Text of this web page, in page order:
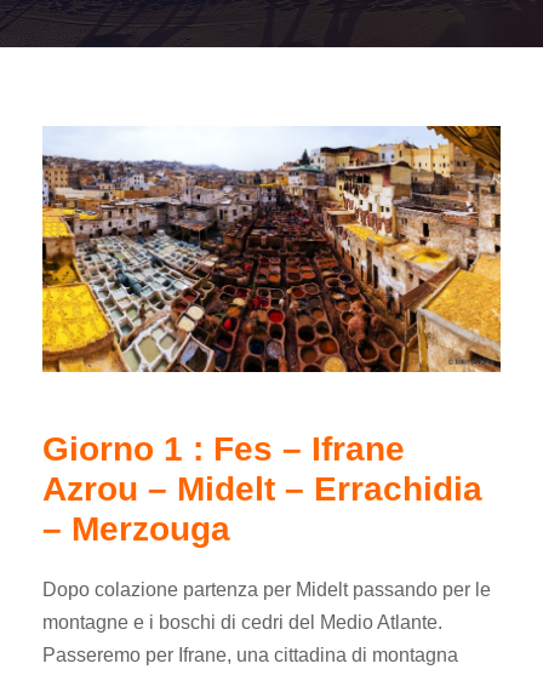
Giorno 1 : Fes – Ifrane
Azrou – Midelt – Errachidia
– Merzouga
Dopo colazione partenza per Midelt passando per le
montagne e i boschi di cedri del Medio Atlante.
Passeremo per Ifrane, una cittadina di montagna